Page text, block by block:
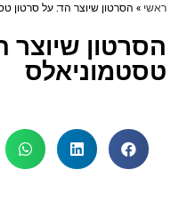
ראשי » הסרטון שיוצר הד: על סרטון
הסרטון שיוצר
טסטמוניאלס